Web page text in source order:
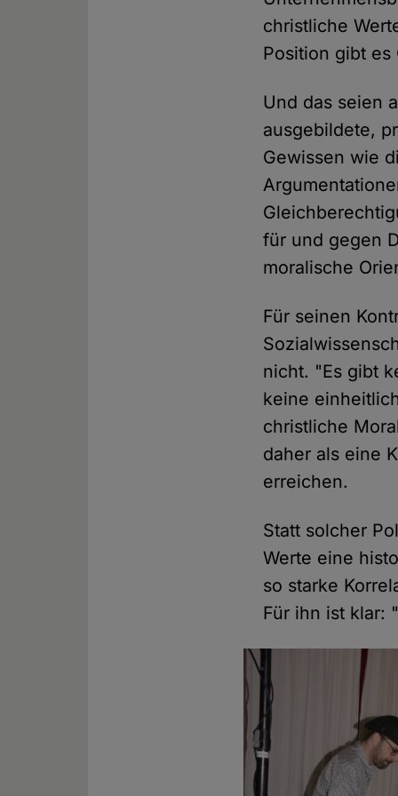
christliche
Position gibt es
Und das seien
ausgebildete,
Gewissen wie
für und gegen
moralische
Für seinen
nicht. "Es gibt
keine
christliche
daher als eine
erreichen.
Statt solcher
Werte eine
so starke
Für ihn ist klar: